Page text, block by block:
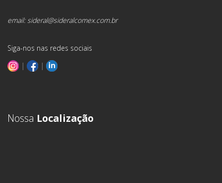
email:sideral@sideralcomex.com.br
Siga-nos nas redes sociais
|
|
Nossa Localização